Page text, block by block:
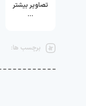
تصاویر بیشتر
…
برچسب ها: